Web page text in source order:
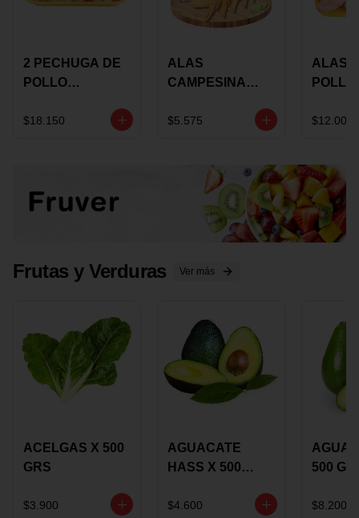
2 PECHUGA DE
POLLO
MARINADA X
$18.150
ALAS
CAMPESINA
COSTILLAR A
$5.575
ALAS
POLLO
$12.000
Frutas y Verduras Ver más
ACELGAS X 500
GRS
$3.900
AGUACATE
HASS X 500
$4.600
500
$8.200